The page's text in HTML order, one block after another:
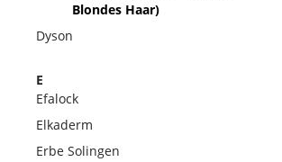
Blondes Haar)
Dyson
E
Efalock
Elkaderm
Erbe Solingen